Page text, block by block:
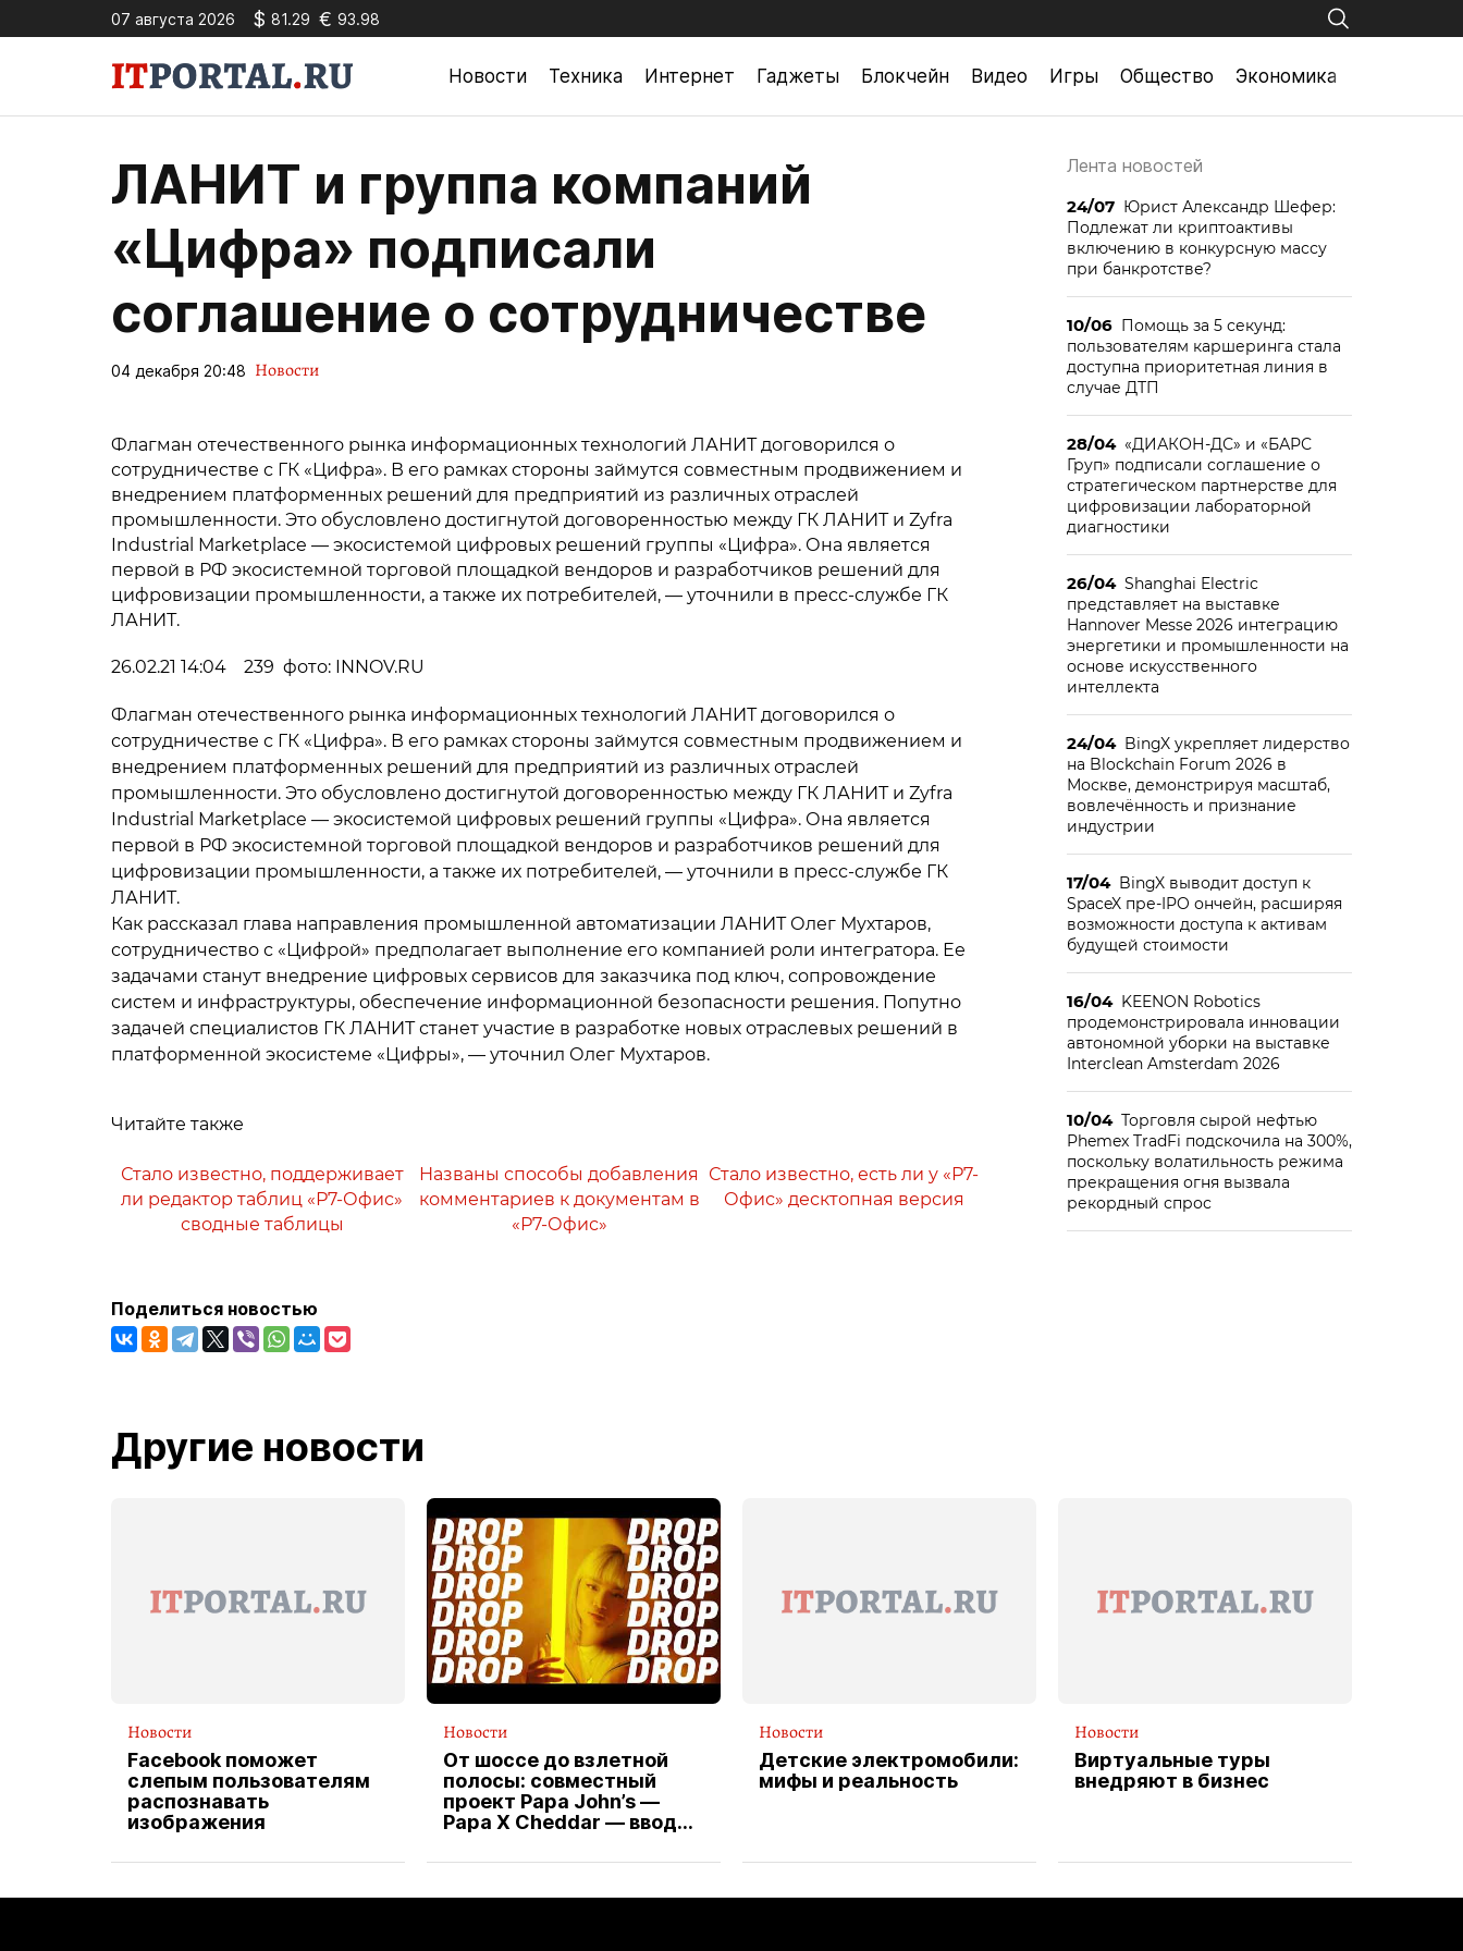
07 августа 2026 $ 81.29 € 93.98
Новости Техника Интернет Гаджеты Блокчейн Видео Игры Общество Экономика
ЛАНИТ и группа компаний
«Цифра» подписали
соглашение о сотрудничестве
04 декабря 20:48 Новости
Флагман отечественного рынка информационных технологий ЛАНИТ договорился о
сотрудничестве с ГК «Цифра». В его рамках стороны займутся совместным продвижением и
внедрением платформенных решений для предприятий из различных отраслей
промышленности. Это обусловлено достигнутой договоренностью между ГК ЛАНИТ и Zyfra
Industrial Marketplace — экосистемой цифровых решений группы «Цифра». Она является
первой в РФ экосистемной торговой площадкой вендоров и разработчиков решений для
цифровизации промышленности, а также их потребителей, — уточнили в пресс-службе ГК
ЛАНИТ.
26.02.21 14:04 239 фото: INNOV.RU
Флагман отечественного рынка информационных технологий ЛАНИТ договорился о
сотрудничестве с ГК «Цифра». В его рамках стороны займутся совместным продвижением и
внедрением платформенных решений для предприятий из различных отраслей
промышленности. Это обусловлено достигнутой договоренностью между ГК ЛАНИТ и Zyfra
Industrial Marketplace — экосистемой цифровых решений группы «Цифра». Она является
первой в РФ экосистемной торговой площадкой вендоров и разработчиков решений для
цифровизации промышленности, а также их потребителей, — уточнили в пресс-службе ГК
ЛАНИТ.
Как рассказал глава направления промышленной автоматизации ЛАНИТ Олег Мухтаров,
сотрудничество с «Цифрой» предполагает выполнение его компанией роли интегратора. Ее
задачами станут внедрение цифровых сервисов для заказчика под ключ, сопровождение
систем и инфраструктуры, обеспечение информационной безопасности решения. Попутно
задачей специалистов ГК ЛАНИТ станет участие в разработке новых отраслевых решений в
платформенной экосистеме «Цифры», — уточнил Олег Мухтаров.
Читайте также
Стало известно, поддерживает
ли редактор таблиц «Р7-Офис»
сводные таблицы
Названы способы добавления
комментариев к документам в
«Р7-Офис»
Стало известно, есть ли у «Р7-
Офис» десктопная версия
Поделиться новостью
Лента новостей
24/07 Юрист Александр Шефер:
Подлежат ли криптоактивы
включению в конкурсную массу
при банкротстве?
10/06 Помощь за 5 секунд:
пользователям каршеринга стала
доступна приоритетная линия в
случае ДТП
28/04 «ДИАКОН-ДС» и «БАРС
Груп» подписали соглашение о
стратегическом партнерстве для
цифровизации лабораторной
диагностики
26/04 Shanghai Electric
представляет на выставке
Hannover Messe 2026 интеграцию
энергетики и промышленности на
основе искусственного
интеллекта
24/04 BingX укрепляет лидерство
на Blockchain Forum 2026 в
Москве, демонстрируя масштаб,
вовлечённость и признание
индустрии
17/04 BingX выводит доступ к
SpaceX пре-IPO ончейн, расширяя
возможности доступа к активам
будущей стоимости
16/04 KEENON Robotics
продемонстрировала инновации
автономной уборки на выставке
Interclean Amsterdam 2026
10/04 Торговля сырой нефтью
Phemex TradFi подскочила на 300%,
поскольку волатильность режима
прекращения огня вызвала
рекордный спрос
Другие новости
Новости
Facebook поможет
слепым пользователям
распознавать
изображения
Новости
От шоссе до взлетной
полосы: совместный
проект Papa John’s —
Papa X Cheddar — вводит
водителя службы
Новости
Детские электромобили:
мифы и реальность
Новости
Виртуальные туры
внедряют в бизнес